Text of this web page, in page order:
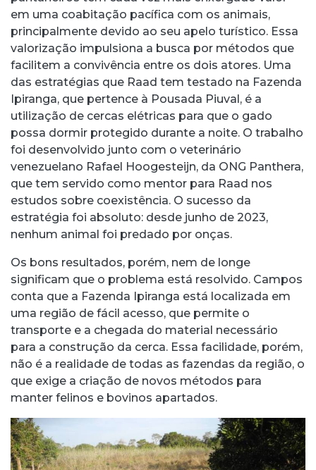
em uma coabitação pacífica com os animais,
principalmente devido ao seu apelo turístico. Essa
valorização impulsiona a busca por métodos que
facilitem a convivência entre os dois atores. Uma
das estratégias que Raad tem testado na Fazenda
Ipiranga, que pertence à Pousada Piuval, é a
utilização de cercas elétricas para que o gado
possa dormir protegido durante a noite. O trabalho
foi desenvolvido junto com o veterinário
venezuelano Rafael Hoogesteijn, da ONG Panthera,
que tem servido como mentor para Raad nos
estudos sobre coexistência. O sucesso da
estratégia foi absoluto: desde junho de 2023,
nenhum animal foi predado por onças.
Os bons resultados, porém, nem de longe
significam que o problema está resolvido. Campos
conta que a Fazenda Ipiranga está localizada em
uma região de fácil acesso, que permite o
transporte e a chegada do material necessário
para a construção da cerca. Essa facilidade, porém,
não é a realidade de todas as fazendas da região, o
que exige a criação de novos métodos para
manter felinos e bovinos apartados.